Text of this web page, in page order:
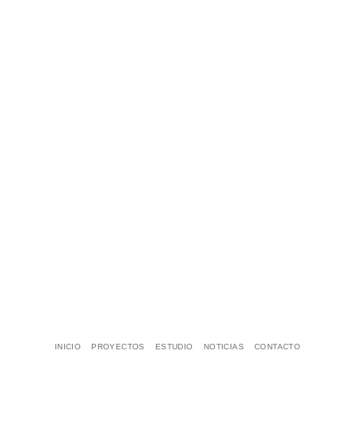
INICIO PROYECTOS ESTUDIO NOTICIAS CONTACTO